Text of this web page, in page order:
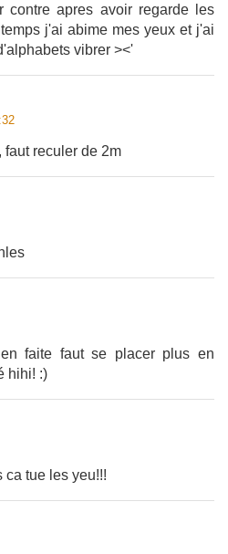
contre apres avoir regarde les
j'ai abime mes yeux et j'ai
vibrer ><'
faut reculer de 2m
faite faut se placer plus en
hihi! :)
ca tue les yeu!!!